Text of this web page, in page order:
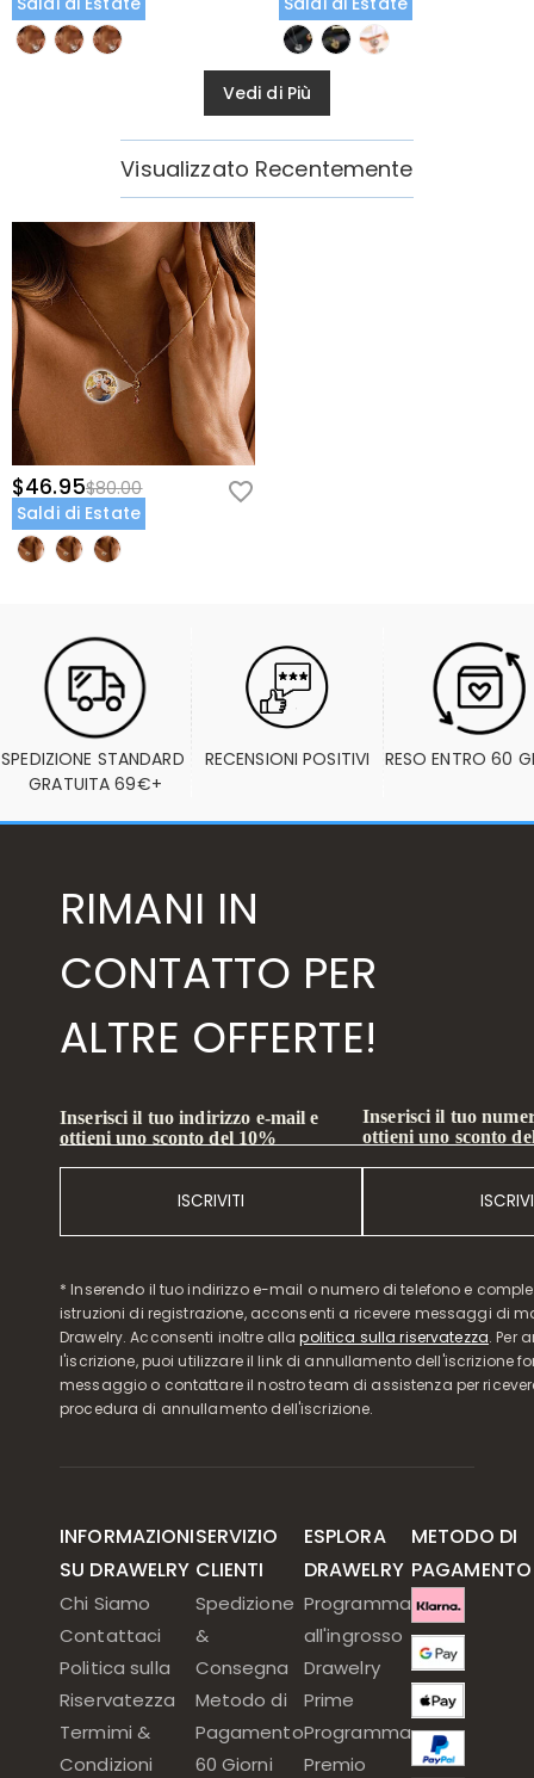
Vedi di Più
Visualizzato Recentemente
$46.95$80.00
Saldi di Estate
SPEDIZIONE STANDARD
GRATUITA 69€+
RECENSIONI POSITIVI RESO ENTRO 60
RIMANI IN
CONTATTO PER
ALTRE OFFERTE!
Inserisci il tuo indirizzo e-mail e
ottieni uno sconto del 10%
ISCRIVITI
Inserisci il tuo
ottieni uno sconto
* Inserendo il tuo indirizzo e-mail o numero di telefono e
istruzioni di registrazione, acconsenti a ricevere messaggi di
Drawelry. Acconsenti inoltre allapolitica sulla riservatezza. Per
l'iscrizione, puoi utilizzare il link di annullamento dell'iscrizione
messaggio o contattare il nostro team di assistenza per
procedura di annullamento dell'iscrizione.
INFORMAZIONI
SU DRAWELRY
Chi Siamo
Contattaci
Politica sulla
Riservatezza
Termimi &
Condizioni
SERVIZIO
CLIENTI
Spedizione
&
Consegna
Metodo di
Pagamento
60 Giorni
ESPLORA
DRAWELRY
Programma
all'ingrosso
Drawelry
Prime
Programma
Premio
METODO DI
PAGAMENTO